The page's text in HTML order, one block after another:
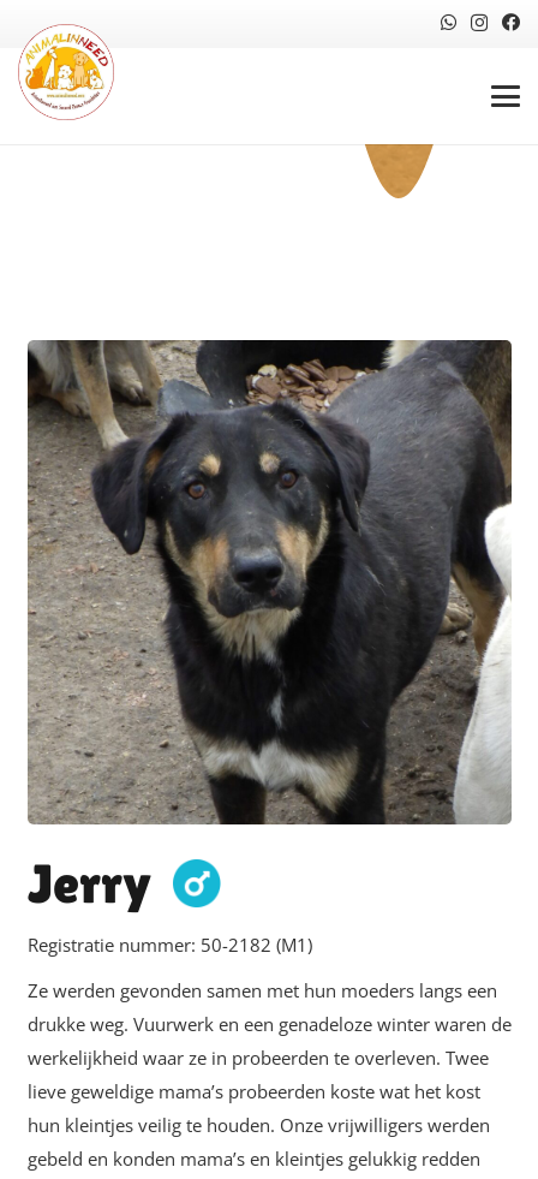
Jerry
Registratie nummer: 50-2182 (M1)
Ze werden gevonden samen met hun moeders langs een
drukke weg. Vuurwerk en een genadeloze winter waren de
werkelijkheid waar ze in probeerden te overleven. Twee
lieve geweldige mama’s probeerden koste wat het kost
hun kleintjes veilig te houden. Onze vrijwilligers werden
gebeld en konden mama’s en kleintjes gelukkig redden